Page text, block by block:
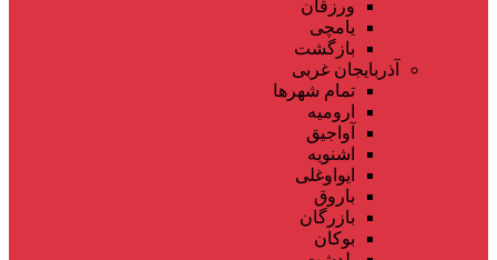
ورزقان
یامچی
بازگشت
آذربایجان غربی
تمام شهر‌ها
ارومیه
آواجیق
اشنویه
ایواوغلی
باروق
بازرگان
بوکان